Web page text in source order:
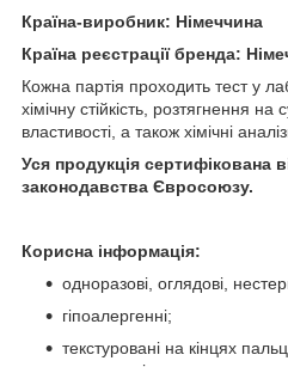
Країна-виробник: Німеччина
Країна реєстрації бренда:
Кожна партія проходить тест у
хімічну стійкість, розтягнення на
властивості, а також хімічні
Уся продукція сертифікована
законодавства Євросоюзу.
Корисна інформація:
одноразові, оглядові,
гіпоалергенні;
текстуровані на кінцях